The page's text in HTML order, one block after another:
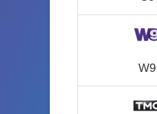
W9